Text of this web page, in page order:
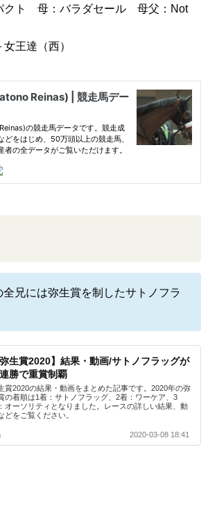
クト 母：バラダセール 母父：Not
王達（西）
兄には弥生賞を制したサトノフラ
弥生賞2020】結果・動画/サトノフラッグが
勝で重賞制覇
賞2020の結果・動画をまとめた記事です。2020年の弥
の着順は1着：サトノフラッグ、2着：ワーケア、3
オーソリティとなりました。レースの詳しい結果、動
どをご覧ください。
2020-03-08 18:41